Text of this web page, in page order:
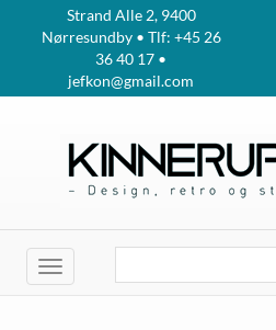
Strand Alle 2, 9400
Nørresundby • Tlf: +45 26
36 40 17 •
jefkon@gmail.com
Toggle
navigation